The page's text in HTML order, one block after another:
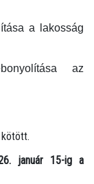
a lakosság
az
január 15-ig a